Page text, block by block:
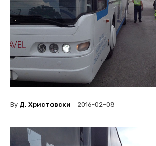
By Д. Христовски 2016-02-08